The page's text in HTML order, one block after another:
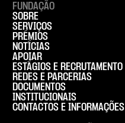
FUNDAÇÃO
SOBRE
SERVIÇOS
PRÉMIOS
NOTÍCIAS
APOIAR
ESTÁGIOS E RECRUTAMENTO
REDES E PARCERIAS
DOCUMENTOS
INSTITUCIONAIS
CONTACTOS E INFORMAÇÕES